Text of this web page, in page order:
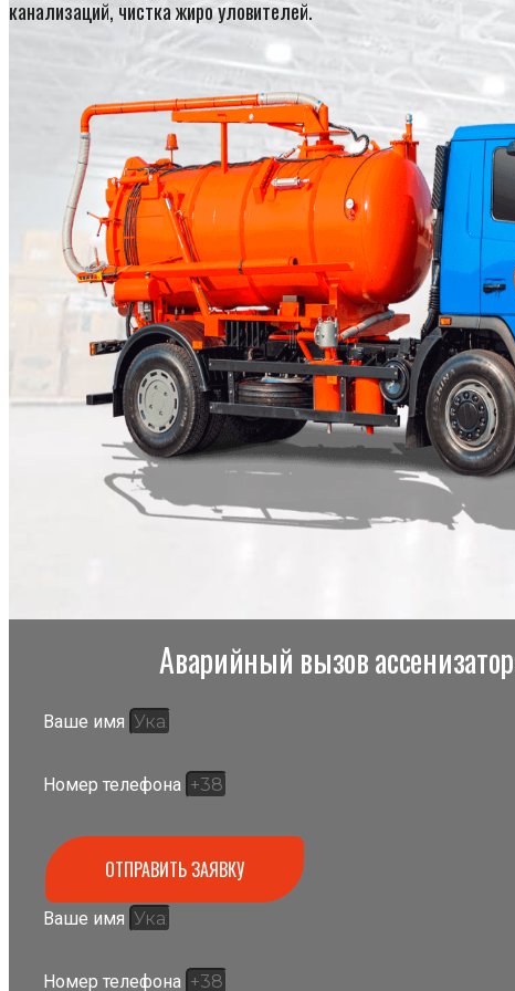
канализаций, чистка жиро уловителей.
Аварийный вызов
Ваше имя
Номер телефона
ОТПРАВИТЬ ЗАЯВКУ
Ваше имя
Номер телефона